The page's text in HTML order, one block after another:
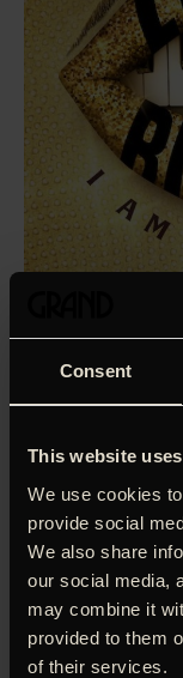
Consent
This website
We use cookies
provide social
We also share
our social media,
may combine it
provided to them
of their services.
musikmiljø i USA
Penniman –
væld af
udruller filmen
hvordan Richard
kunstart. Men det,
til at give til sig